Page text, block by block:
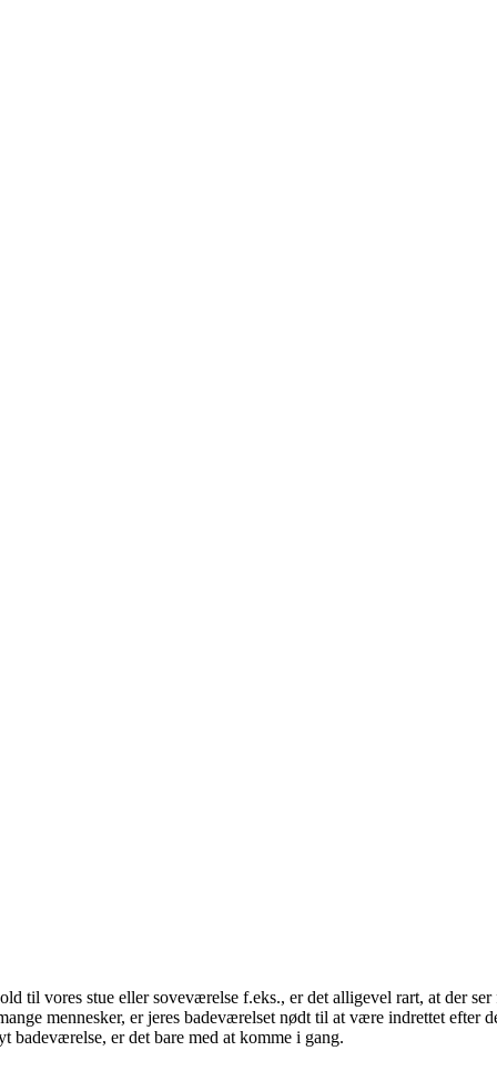
til vores stue eller soveværelse f.eks., er det alligevel rart, at der
mennesker, er jeres badeværelset nødt til at være indrettet
badeværelse, er det bare med at komme i gang.